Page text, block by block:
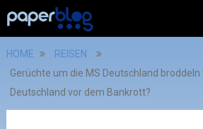
HOME
REISEN
Gerüchte um die MS Deutschland broddeln
Deutschland vor dem Bankrott?